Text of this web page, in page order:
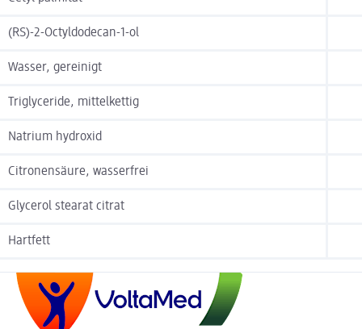
(RS)-2-Octyldodecan-1-ol
Wasser, gereinigt
Triglyceride, mittelkettig
Natrium hydroxid
Citronensäure, wasserfrei
Glycerol stearat citrat
Hartfett